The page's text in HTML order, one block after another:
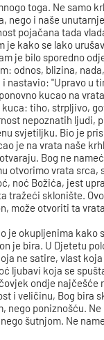
toga. Ne samo
nego i naše
pojačana tada
je kako se lako
je bilo sporedno
odnos, blizina,
nastavio: "Upravo u
kucao na
tiho, strpljivo,
nepoznatih ljudi,
svjetiljku. Bio je
je na vrata naše
Bog ne
otvorimo vrata srca,
noć Božića, jest
tražeći sklonište.
može otvoriti ta
je okupljenima kako
je bira. U Djetetu
ne satire, vlast
ljubavi koja se
ondje najčešće
i veličinu, Bog bira
nego poniznošću.
šutnjom. Ne